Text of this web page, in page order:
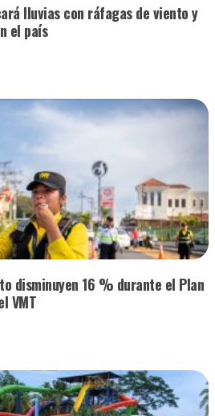
lluvias con ráfagas de viento y
el país
disminuyen 16 % durante el Plan
VMT